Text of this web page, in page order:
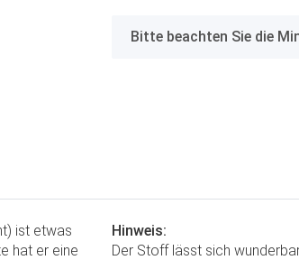
x
Bitte beachten Sie die
ist etwas
hat er eine
Hinweis:
Der Stoff lässt sich